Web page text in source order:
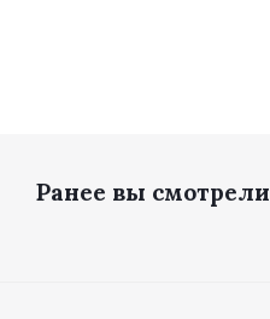
Ранее вы смотрели